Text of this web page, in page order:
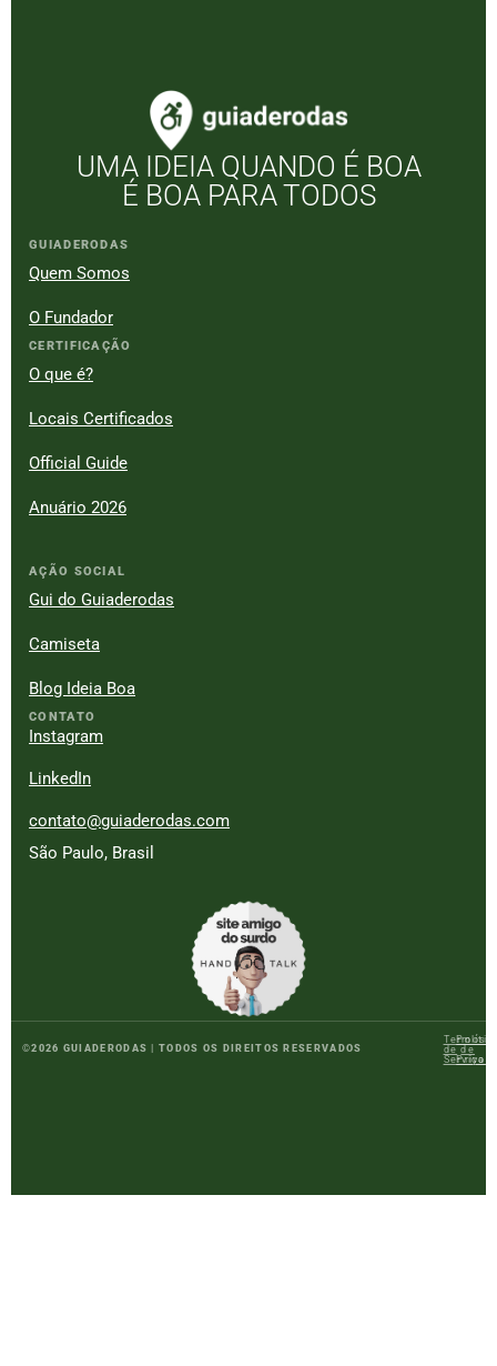
UMA IDEIA QUANDO É BOA
É BOA PARA TODOS
GUIADERODAS
Quem Somos
O Fundador
CERTIFICAÇÃO
O que é?
Locais Certificados
Official Guide
Anuário 2026
AÇÃO SOCIAL
Gui do Guiaderodas
Camiseta
Blog Ideia Boa
CONTATO
Instagram
LinkedIn
contato@guiaderodas.com
São Paulo, Brasil
©2026 GUIADERODAS | TODOS OS DIREITOS RESERVADOS
Termos
de
Serviço
de